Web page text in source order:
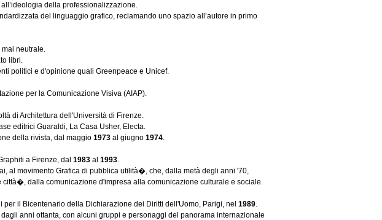
della professionalizzazione.
del linguaggio grafico, reclamando uno spazio all’autore in primo
neutrale.
libri.
politici e d'opinione quali Greenpeace e Unicef.
per la Comunicazione Visiva (AIAP).
di Architettura dell'Università di Firenze.
editrici Guaraldi, La Casa Usher, Electa.
della rivista, dal maggio 1973 al giugno 1974.
a Firenze, dal 1983 al 1993.
al movimento Grafica di pubblica utilità�, che, dalla metà degli anni '70,
dalla comunicazione d'impresa alla comunicazione culturale e sociale.
il Bicentenario della Dichiarazione dei Diritti dell'Uomo, Parigi, nel 1989.
anni ottanta, con alcuni gruppi e personaggi del panorama internazionale